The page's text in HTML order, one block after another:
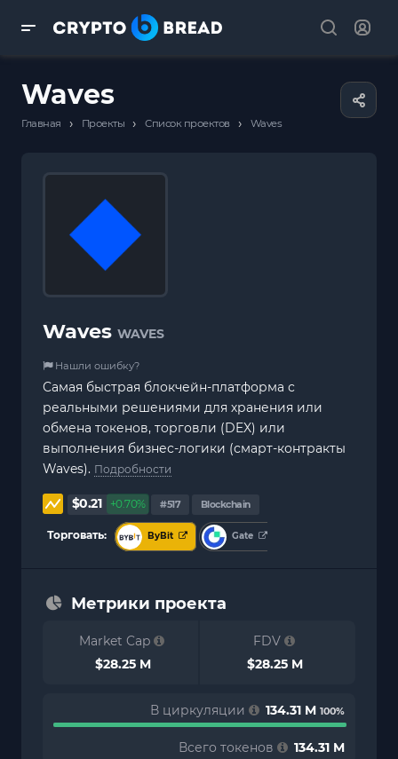
Waves
Главная › Проекты › Список проектов › Waves
Waves WAVES
Нашли ошибку?
Самая быстрая блокчейн-платформа с
реальными решениями для хранения или
обмена токенов, торговли (DEX) или
выполнения бизнес-логики (смарт-контракты
Waves). Подробности
$0.21 +0.70% #517 Blockchain
Торговать: ByBit Gate
Метрики проекта
Market Cap
$28.25 M
FDV
$28.25 M
В циркуляции 134.31 M 100%
Всего токенов 134.31 M